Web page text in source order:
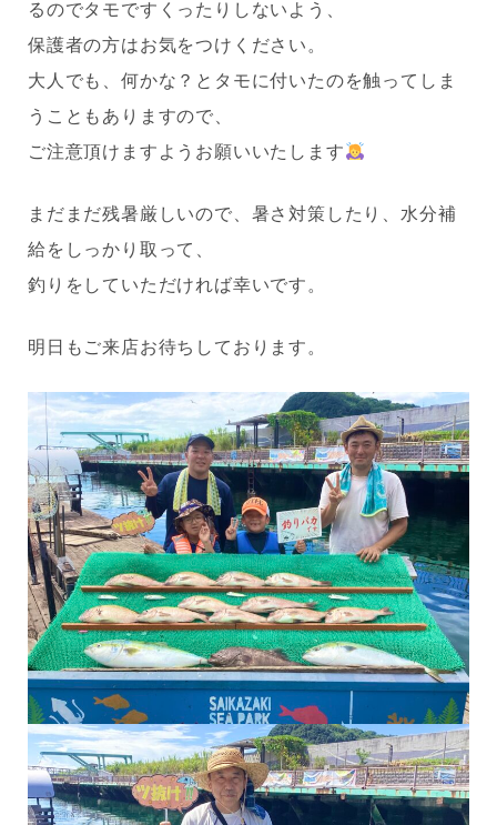
るのでタモですくったりしないよう、
保護者の方はお気をつけください。
大人でも、何かな？とタモに付いたのを触ってしま
うこともありますので、
ご注意頂けますようお願いいたします
まだまだ残暑厳しいので、暑さ対策したり、水分補
給をしっかり取って、
釣りをしていただければ幸いです。
明日もご来店お待ちしております。